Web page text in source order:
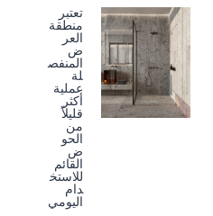
تعتبر
منطقة
العر
ض
المنفص
لة
عملية
أكثر
قليلاً
من
الحو
ض
القائم
للاستخ
دام
اليومي